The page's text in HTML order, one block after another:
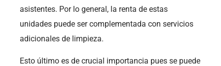
asistentes. Por lo general, la renta de estas
unidades puede ser complementada con servicios
adicionales de limpieza.
Esto último es de crucial importancia pues se puede